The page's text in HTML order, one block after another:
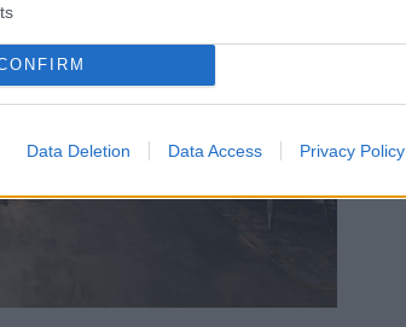
Data Deletion Data Access Privacy Policy